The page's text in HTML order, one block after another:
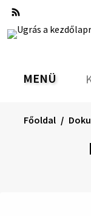
Ugrás
tartalomra
RSS Oldaltérkép
VÁLTÁS
MENÜ
Főoldal